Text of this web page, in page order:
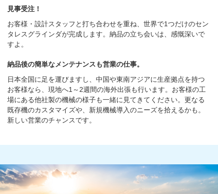
見事受注！
お客様・設計スタッフと打ち合わせを重ね、世界で1つだけのセン
タレスグラインダが完成します。納品の立ち会いは、感慨深いで
すよ。
納品後の簡単なメンテナンスも営業の仕事。
日本全国に足を運びますし、中国や東南アジアに生産拠点を持つ
お客様なら、現地へ1～2週間の海外出張も行います。お客様の工
場にある他社製の機械の様子も一緒に見てきてください。更なる
既存機のカスタマイズや、新規機械導入のニーズを拾えるかも。
新しい営業のチャンスです。